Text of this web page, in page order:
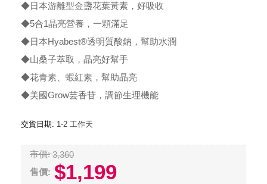
◆日本游離型金盞花葉黃素，好吸收
◆5合1晶亮營養，一顆滿足
◆日本Hyabest®透明質酸鈉，幫助水潤
◆山桑子萃取，晶亮好幫手
◆花青素、蝦紅素，幫助晶亮
◆美國Grow芸香苷，調節生理機能
交貨日期: 1-2 工作天
市價: 3,360
售價: $1,199